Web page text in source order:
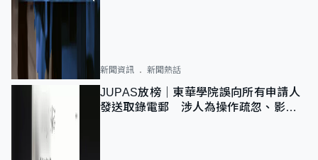
新聞資訊 新聞熱話
JUPAS放榜｜東華學院誤向所有申請人
發送取錄電郵 涉人為操作疏忽、影響